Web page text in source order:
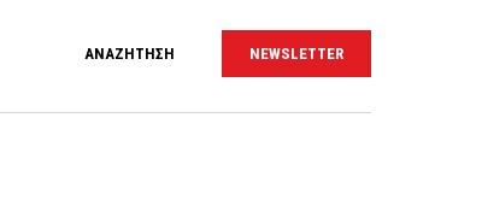
ΑΝΑΖΗΤΗΣΗ NEWSLETTER